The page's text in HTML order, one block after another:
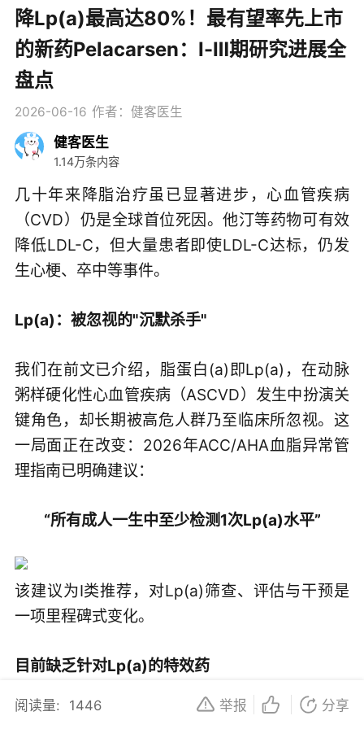
降Lp(a)最高达80%！最有望率先上市
的新药Pelacarsen：Ⅰ-Ⅲ期研究进展全
盘点
2026-06-16 作者：健客医生
健客医生
1.14万条内容
几十年来降脂治疗虽已显著进步，心血管疾病
（CVD）仍是全球首位死因。他汀等药物可有效
降低LDL-C，但大量患者即使LDL-C达标，仍发
生心梗、卒中等事件。
Lp(a)：被忽视的"沉默杀手"
我们在前文已介绍，脂蛋白(a)即Lp(a)，在动脉
粥样硬化性心血管疾病（ASCVD）发生中扮演关
键角色，却长期被高危人群乃至临床所忽视。这
一局面正在改变：2026年ACC/AHA血脂异常管
理指南已明确建议：
“所有成人一生中至少检测1次Lp(a)水平”
该建议为I类推荐，对Lp(a)筛查、评估与干预是
一项里程碑式变化。
目前缺乏针对Lp(a)的特效药
我们在之前的文章中提到过：传统的降脂疗法
阅读量: 1446 举报 分享